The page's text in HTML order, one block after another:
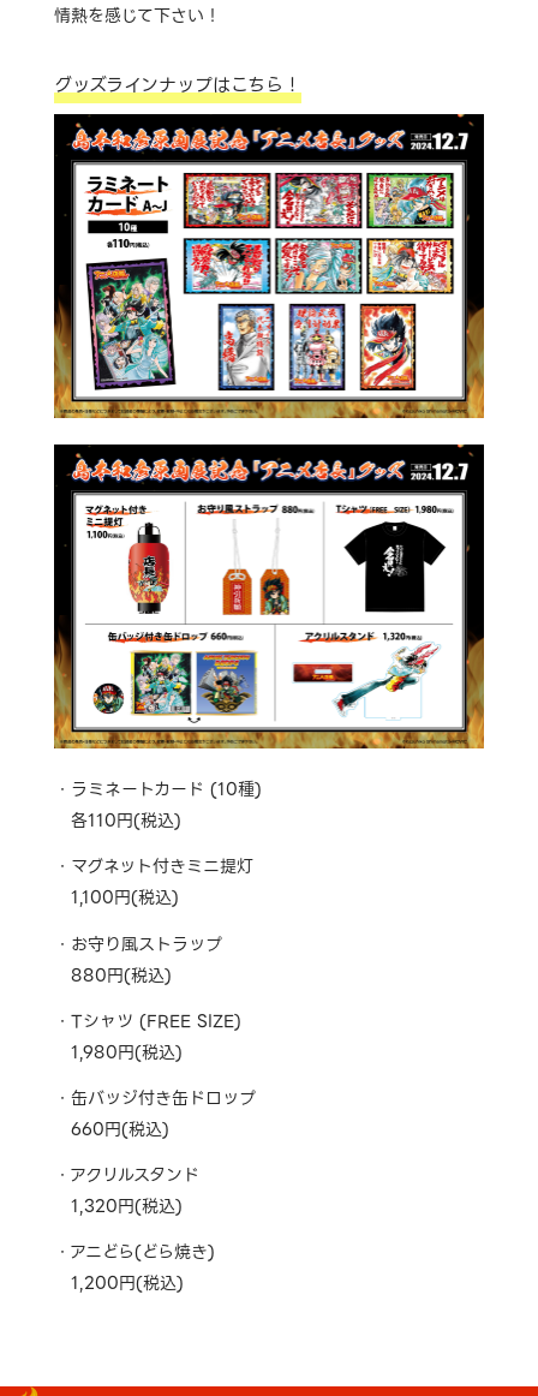
情熱を感じて下さい！
グッズラインナップはこちら！
ラミネートカード (10種)
各110円(税込)
マグネット付きミニ提灯
1,100円(税込)
お守り風ストラップ
880円(税込)
Tシャツ (FREE SIZE)
1,980円(税込)
缶バッジ付き缶ドロップ
660円(税込)
アクリルスタンド
1,320円(税込)
アニどら(どら焼き)
1,200円(税込)